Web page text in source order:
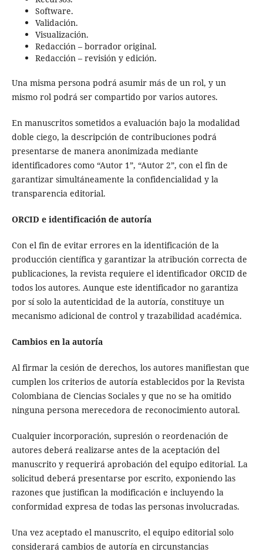
Software.
Validación.
Visualización.
Redacción – borrador original.
Redacción – revisión y edición.
Una misma persona podrá asumir más de un rol, y un
mismo rol podrá ser compartido por varios autores.
En manuscritos sometidos a evaluación bajo la modalidad
doble ciego, la descripción de contribuciones podrá
presentarse de manera anonimizada mediante
identificadores como “Autor 1”, “Autor 2”, con el fin de
garantizar simultáneamente la confidencialidad y la
transparencia editorial.
ORCID e identificación de autoría
Con el fin de evitar errores en la identificación de la
producción científica y garantizar la atribución correcta de
publicaciones, la revista requiere el identificador ORCID de
todos los autores. Aunque este identificador no garantiza
por sí solo la autenticidad de la autoría, constituye un
mecanismo adicional de control y trazabilidad académica.
Cambios en la autoría
Al firmar la cesión de derechos, los autores manifiestan que
cumplen los criterios de autoría establecidos por la Revista
Colombiana de Ciencias Sociales y que no se ha omitido
ninguna persona merecedora de reconocimiento autoral.
Cualquier incorporación, supresión o reordenación de
autores deberá realizarse antes de la aceptación del
manuscrito y requerirá aprobación del equipo editorial. La
solicitud deberá presentarse por escrito, exponiendo las
razones que justifican la modificación e incluyendo la
conformidad expresa de todas las personas involucradas.
Una vez aceptado el manuscrito, el equipo editorial solo
considerará cambios de autoría en circunstancias